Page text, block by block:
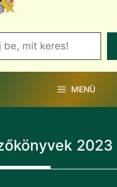
MENÜ
2023